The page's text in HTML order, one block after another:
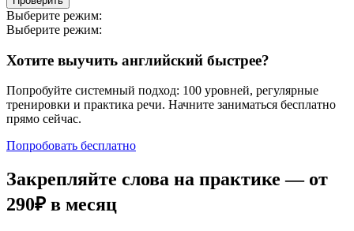
Выберите режим:
Выберите режим:
Хотите выучить английский быстрее?
Попробуйте системный подход: 100 уровней, регулярные
тренировки и практика речи. Начните заниматься бесплатно
прямо сейчас.
Попробовать бесплатно
Закрепляйте слова на практике — от
290₽ в месяц